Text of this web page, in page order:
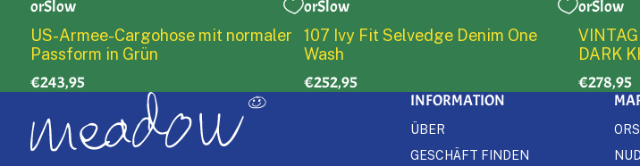
0
orSlow
US-Armee-Cargohose mit normaler
Passform in Grün
€243,95
0
orSlow
107 Ivy Fit Selvedge Denim One
Wash
€252,95
0
orSlow
DARK
€278,95
INFORMATION
ÜBER
GESCHÄFT FINDEN